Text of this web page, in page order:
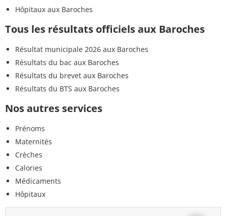
Hôpitaux aux Baroches
Tous les résultats officiels aux Baroches
Résultat municipale 2026 aux Baroches
Résultats du bac aux Baroches
Résultats du brevet aux Baroches
Résultats du BTS aux Baroches
Nos autres services
Prénoms
Maternités
Crèches
Calories
Médicaments
Hôpitaux